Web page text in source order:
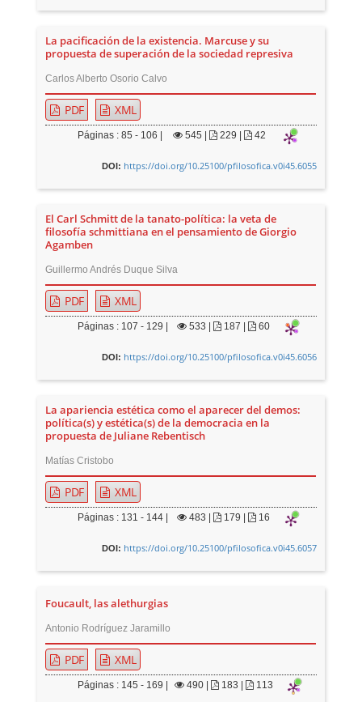
La pacificación de la existencia. Marcuse y su
propuesta de superación de la sociedad represiva
Carlos Alberto Osorio Calvo
PDF XML
Páginas : 85 - 106 | 545 229 | 42
DOI: https://doi.org/10.25100/pfilosofica.v0i45.6055
El Carl Schmitt de la tanato-política: la veta de
filosofía schmittiana en el pensamiento de Giorgio
Agamben
Guillermo Andrés Duque Silva
PDF XML
Páginas : 107 - 129 | 533 187 | 60
DOI: https://doi.org/10.25100/pfilosofica.v0i45.6056
La apariencia estética como el aparecer del demos:
política(s) y estética(s) de la democracia en la
propuesta de Juliane Rebentisch
Matías Cristobo
PDF XML
Páginas : 131 - 144 | 483 179 | 16
DOI: https://doi.org/10.25100/pfilosofica.v0i45.6057
Foucault, las alethurgias
Antonio Rodríguez Jaramillo
PDF XML
Páginas : 145 - 169 | 490 183 | 113